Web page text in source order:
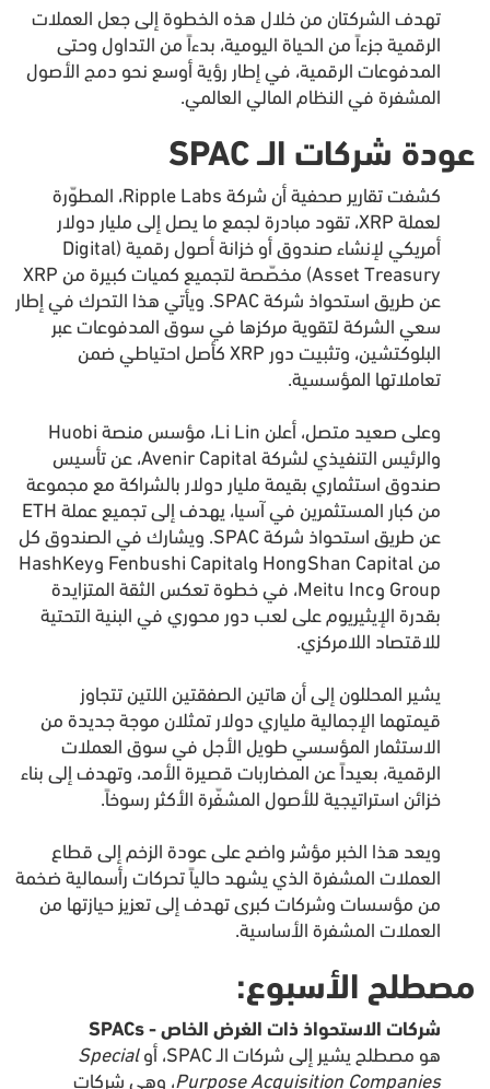
تهدف الشركتان من خلال هذه الخطوة إلى جعل العملات
الرقمية جزءاً من الحياة اليومية، بدءاً من التداول وحتى
المدفوعات الرقمية، في إطار رؤية أوسع نحو دمج الأصول
المشفرة في النظام المالي العالمي.
عودة شركات الــ SPAC
كشفت تقارير صحفية أن شركة Ripple Labs، المطوّرة
لعملة XRP، تقود مبادرة لجمع ما يصل إلى مليار دولار
أمريكي لإنشاء صندوق أو خزانة أصول رقمية (Digital
Asset Treasury) مخصّصة لتجميع كميات كبيرة من XRP
عن طريق استحواذ شركة SPAC. ويأتي هذا التحرك في إطار
سعي الشركة لتقوية مركزها في سوق المدفوعات عبر
البلوكتشين، وتثبيت دور XRP كأصل احتياطي ضمن
تعاملاتها المؤسسية.
وعلى صعيد متصل، أعلن Li Lin، مؤسس منصة Huobi
والرئيس التنفيذي لشركة Avenir Capital، عن تأسيس
صندوق استثماري بقيمة مليار دولار بالشراكة مع مجموعة
من كبار المستثمرين في آسيا، يهدف إلى تجميع عملة ETH
عن طريق استحواذ شركة SPAC. ويشارك في الصندوق كل
من HongShan Capital وFenbushi Capital وHashKey
Group وMeitu Inc، في خطوة تعكس الثقة المتزايدة
بقدرة الإيثيريوم على لعب دور محوري في البنية التحتية
للاقتصاد اللامركزي.
يشير المحللون إلى أن هاتين الصفقتين اللتين تتجاوز
قيمتهما الإجمالية ملياري دولار تمثلان موجة جديدة من
الاستثمار المؤسسي طويل الأجل في سوق العملات
الرقمية، بعيداً عن المضاربات قصيرة الأمد، وتهدف إلى بناء
خزائن استراتيجية للأصول المشفّرة الأكثر رسوخاً.
ويعد هذا الخبر مؤشر واضح على عودة الزخم إلى قطاع
العملات المشفرة الذي يشهد حالياً تحركات رأسمالية ضخمة
من مؤسسات وشركات كبرى تهدف إلى تعزيز حيازتها من
العملات المشفرة الأساسية.
مصطلح الأسبوع:
شركات الاستحواذ ذات الغرض الخاص - SPACs
هو مصطلح يشير إلى شركات الـ SPAC، أو
Special
Purpose Acquisition Companies، وهي شركات